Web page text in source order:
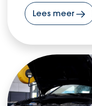
Lees meer